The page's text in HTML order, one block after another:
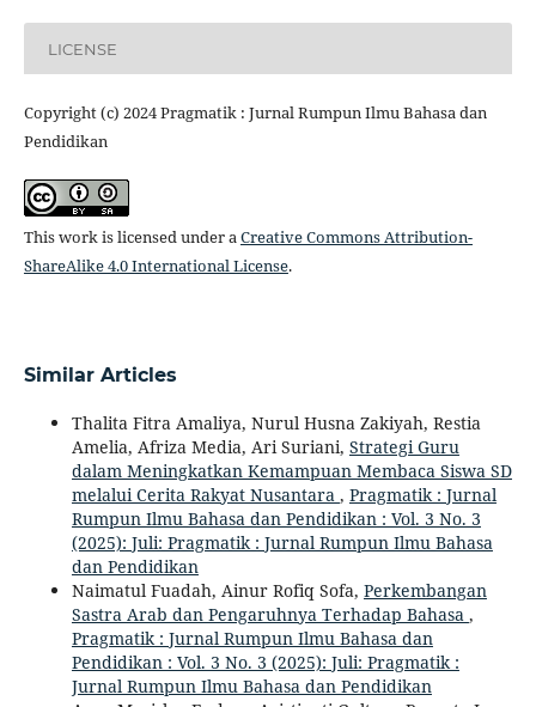
LICENSE
Copyright (c) 2024 Pragmatik : Jurnal Rumpun Ilmu Bahasa dan
Pendidikan
This work is licensed under aCreative Commons Attribution-
ShareAlike 4.0 International License.
Similar Articles
Thalita Fitra Amaliya, Nurul Husna Zakiyah, Restia
Amelia, Afriza Media, Ari Suriani, Strategi Guru
dalam Meningkatkan Kemampuan Membaca Siswa SD
melalui Cerita Rakyat Nusantara , Pragmatik : Jurnal
Rumpun Ilmu Bahasa dan Pendidikan : Vol. 3 No. 3
(2025): Juli: Pragmatik : Jurnal Rumpun Ilmu Bahasa
dan Pendidikan
Naimatul Fuadah, Ainur Rofiq Sofa, Perkembangan
Sastra Arab dan Pengaruhnya Terhadap Bahasa ,
Pragmatik : Jurnal Rumpun Ilmu Bahasa dan
Pendidikan : Vol. 3 No. 3 (2025): Juli: Pragmatik :
Jurnal Rumpun Ilmu Bahasa dan Pendidikan